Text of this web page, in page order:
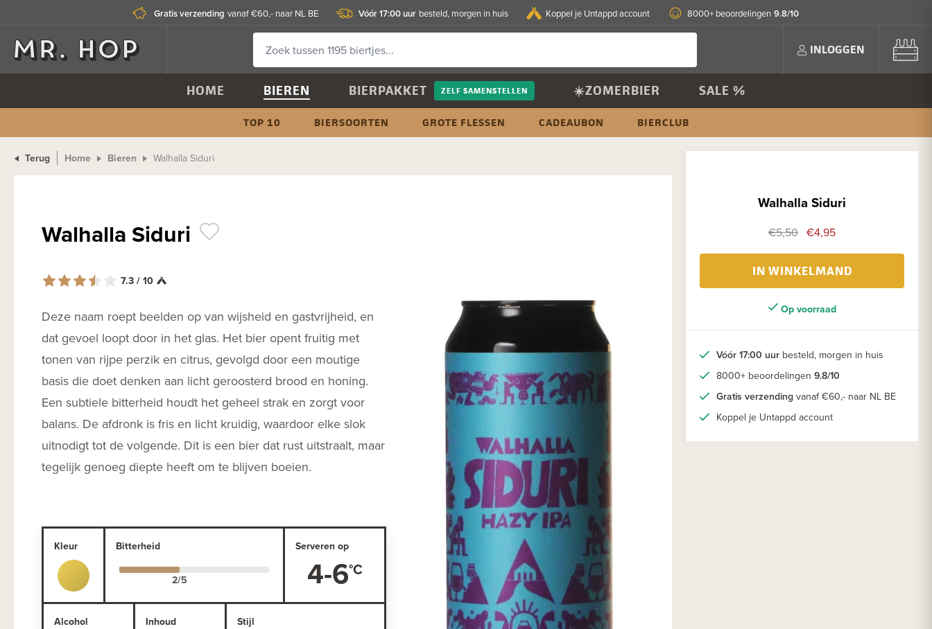
Gratis verzending vanaf €60,- naar NL BE Vóór 17:00 uur besteld, morgen in huis Koppel je Untappd account 8000+ beoordelingen 9.8/10
INLOGGEN
HOME BIEREN BIERPAKKET ZELF SAMENSTELLEN ☀️ZOMERBIER SALE %
TOP 10 BIERSOORTEN GROTE FLESSEN CADEAUBON BIERCLUB
Terug Home Bieren Walhalla Siduri
Walhalla Siduri
7.3 / 10
Deze naam roept beelden op van wijsheid en gastvrijheid, en
dat gevoel loopt door in het glas. Het bier opent fruitig met
tonen van rijpe perzik en citrus, gevolgd door een moutige
basis die doet denken aan licht geroosterd brood en honing.
Een subtiele bitterheid houdt het geheel strak en zorgt voor
balans. De afdronk is fris en licht kruidig, waardoor elke slok
uitnodigt tot de volgende. Dit is een bier dat rust uitstraalt, maar
tegelijk genoeg diepte heeft om te blijven boeien.
Kleur Bitterheid Serveren op
4-6
Alcohol Inhoud Stijl
Walhalla Siduri
€5,50 €4,95
IN WINKELMAND
Op voorraad
Vóór 17:00 uur besteld, morgen in huis
8000+ beoordelingen 9.8/10
Gratis verzending vanaf €60,- naar NL BE
Koppel je Untappd account